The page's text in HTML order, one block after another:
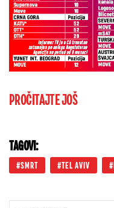
PROČITAJTE JOŠ
TAGOVI:
SMRT TEL AVIV